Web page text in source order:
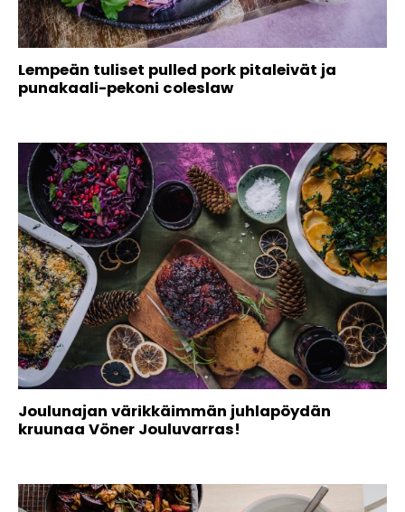
Lempeän tuliset pulled pork pitaleivät ja
punakaali-pekoni coleslaw
Joulunajan värikkäimmän juhlapöydän
kruunaa Vöner Jouluvarras!